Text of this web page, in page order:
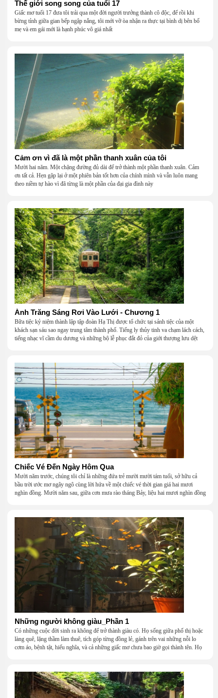
Thế giới song song của tuổi 17
Giấc mơ tuổi 17 đưa tôi trải qua một đời người trưởng thành cô độc, để rồi khi
bừng tỉnh giữa gian bếp ngập nắng, tôi mới vỡ òa nhận ra thực tại bình dị bên bố
mẹ và em gái mới là hạnh phúc vô giá nhất
Cảm ơn vì đã là một phần thanh xuân của tôi
Mười hai năm. Một chặng đường đủ dài để trở thành một phần thanh xuân. Cảm
ơn tất cả. Hẹn gặp lại ở một phiên bản tốt hơn của chính mình và vẫn luôn mang
theo niềm tự hào vì đã từng là một phần của đại gia đình này
Ánh Trăng Sáng Rơi Vào Lưới - Chương 1
Bữa tiệc kỷ niệm thành lập tập đoàn Hạ Thị được tổ chức tại sảnh tiệc của một
khách sạn sáu sao ngay trung tâm thành phố. Tiếng ly thủy tinh va chạm lách cách,
tiếng nhạc vĩ cầm du dương và những bộ lễ phục đắt đỏ của giới thượng lưu dệt
Chiếc Vé Đến Ngày Hôm Qua
Mười năm trước, chúng tôi chỉ là những đứa trẻ mười mười tám tuổi, sở hữu cả
bầu trời ước mơ ngây ngô cùng lời hứa về một chiếc vé thời gian giá hai mươi
nghìn đồng. Mười năm sau, giữa cơn mưa rào tháng Bảy, liệu hai mươi nghìn đồng
Những người không giàu_Phần 1
Có những cuộc đời sinh ra không để trở thành giàu có. Họ sống giữa phố thị hoặc
làng quê, lặng thầm làm thuê, tích góp từng đồng lẻ, gánh trên vai những nỗi lo
cơm áo, bệnh tật, hiếu nghĩa, và cả những giấc mơ chưa bao giờ gọi thành tên. Họ
một mái nhà bằng lòng thương, bằng sự nhẫn nại và một niềm tin cũ kỹ rằng: dẫu
nghèo đến đâu, cũng còn có nhau để quay về.